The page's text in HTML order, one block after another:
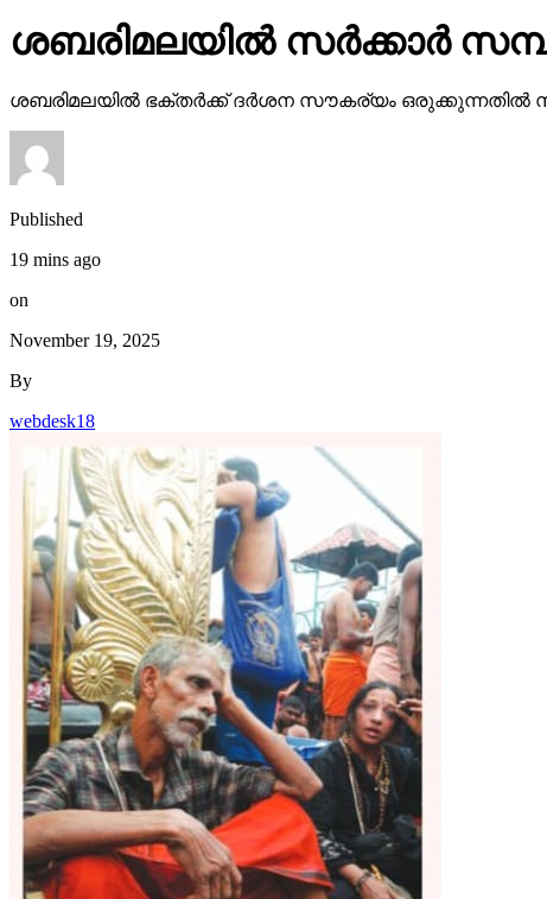
ശബരിമലയില്‍ സര്‍ക്കാര്‍
ശബരിമലയില്‍ ഭക്തര്‍ക്ക് ദര്‍ശന സൗകര്യം
Published
19 mins ago
on
November 19, 2025
By
webdesk18